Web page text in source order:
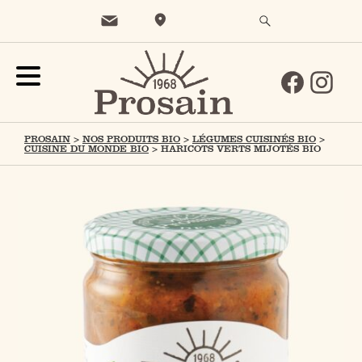
PROSAIN > NOS PRODUITS BIO > LÉGUMES CUISINÉS BIO >
CUISINE DU MONDE BIO > HARICOTS VERTS MIJOTÉS BIO